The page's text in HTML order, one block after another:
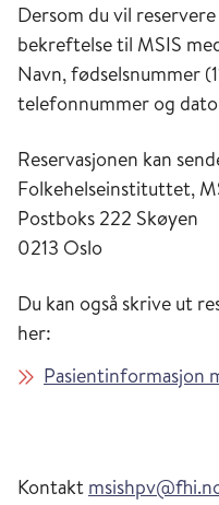
Dersom du vil
bekreftelse til MSIS
Navn, fødselsnummer
telefonnummer og
Reservasjonen kan
Folkehelseinstituttet,
Postboks 222 Skøyen
0213 Oslo
Du kan også skrive ut
her:
Pasientinformasjon
Kontakt